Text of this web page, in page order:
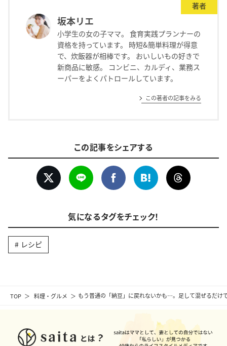
TOP 料理・グルメ もう普通の「納豆」に戻れないかも…。足して混ぜるだけ
著者
坂本リエ
小学生の女の子ママ。 食育実践プランナーの
資格を持っています。 時短&簡単料理が得意
で、炊飯器が相棒です。 おいしいもの好きで
新商品に敏感。 コンビニ、カルディ、業務ス
ーパーをよくパトロールしています。
この著者の記事をみる
この記事をシェアする
気になるタグをチェック！
レシピ